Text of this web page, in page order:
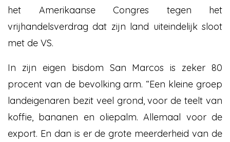
het Amerikaanse Congres tegen het
vrijhandelsverdrag dat zijn land uiteindelijk sloot
met de VS.
In zijn eigen bisdom San Marcos is zeker 80
procent van de bevolking arm. “Een kleine groep
landeigenaren bezit veel grond, voor de teelt van
koffie, bananen en oliepalm. Allemaal voor de
export. En dan is er de grote meerderheid van de